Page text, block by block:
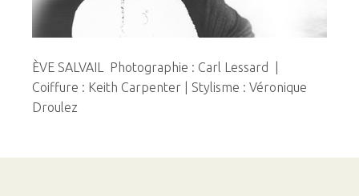
ÈVE SALVAIL Photographie : Carl Lessard |
Coiffure : Keith Carpenter | Stylisme : Véronique
Droulez